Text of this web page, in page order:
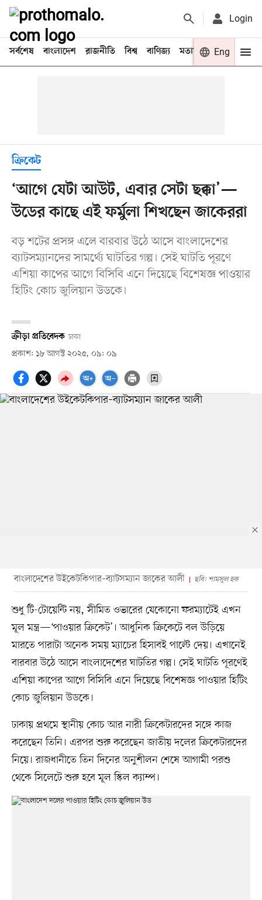
Login
সর্বশেষ বাংলাদেশ রাজনীতি বিশ্ব বাণিজ্য মতামত খেলা
Eng
ক্রিকেট
‘আগে যেটা আউট, এবার সেটা ছক্কা’—
উডের কাছে এই ফর্মুলা শিখছেন জাকেররা
বড় শটের প্রসঙ্গ এলে বারবার উঠে আসে বাংলাদেশের
ব্যাটসম্যানদের সামর্থ্যে ঘাটতির গল্প। সেই ঘাটতি পূরণে
এশিয়া কাপের আগে বিসিবি এনে দিয়েছে বিশেষজ্ঞ পাওয়ার
হিটিং কোচ জুলিয়ান উডকে।
ক্রীড়া প্রতিবেদক ঢাকা
প্রকাশ: ১৮ আগস্ট ২০২৫, ০৯: ০৯
বাংলাদেশের উইকেটকিপার–ব্যাটসম্যান জাকের আলী ছবি: শামসুল হক
শুধু টি-টোয়েন্টি নয়, সীমিত ওভারের যেকোনো ফরম্যাটেই এখন
মূল মন্ত্র—‘পাওয়ার ক্রিকেট’। আধুনিক ক্রিকেটে বল উড়িয়ে
মারতে পারাটা অনেক সময় ম্যাচের হিসাবই পাল্টে দেয়। এখানেই
বারবার উঠে আসে বাংলাদেশের ঘাটতির গল্প। সেই ঘাটতি পূরণেই
এশিয়া কাপের আগে বিসিবি এনে দিয়েছে বিশেষজ্ঞ পাওয়ার হিটিং
কোচ জুলিয়ান উডকে।
ঢাকায় প্রথমে স্থানীয় কোচ আর নারী ক্রিকেটারদের সঙ্গে কাজ
করেছেন তিনি। এরপর শুরু করেছেন জাতীয় দলের ক্রিকেটারদের
নিয়ে। রাজধানীতে তিন দিনের অনুশীলন শেষে আগামী পরশু
থেকে সিলেটে শুরু হবে মূল স্কিল ক্যাম্প।